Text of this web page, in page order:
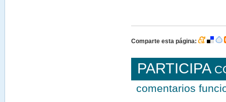
Comparte esta página:
PARTICIPA
comentarios